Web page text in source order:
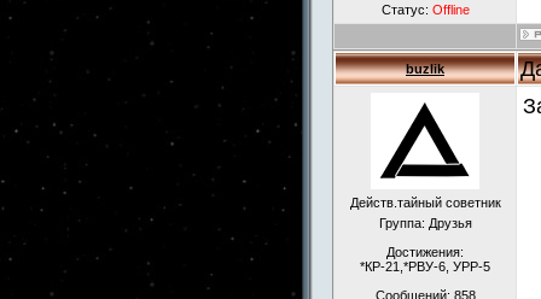
Статус: Offline
buzlik
Действ.тайный советник
Группа: Друзья
Достижения:
*КР-21,*РВУ-6, УРР-5
Сообщений: 858